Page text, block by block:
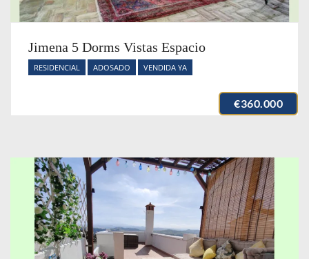
Jimena 5 Dorms Vistas Espacio
RESIDENCIAL ADOSADO VENDIDA YA
€360.000